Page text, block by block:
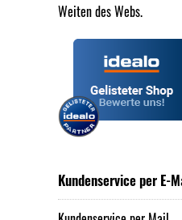
Weiten des Webs.
Kundenservice per E-